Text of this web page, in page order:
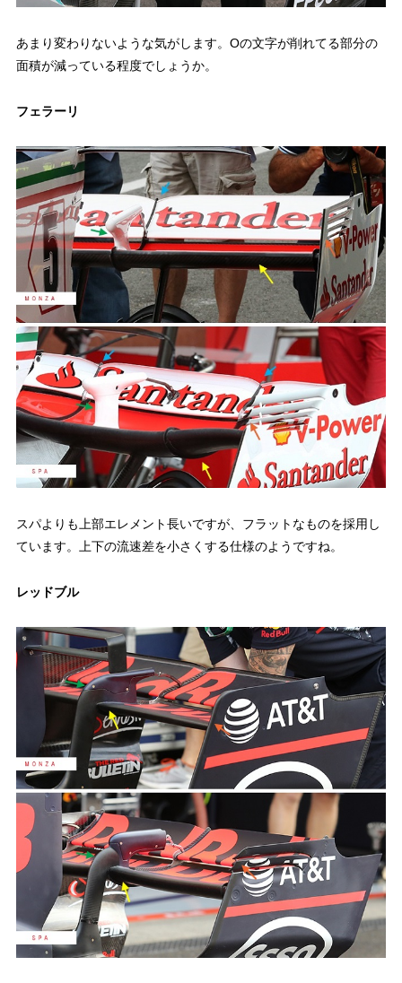
あまり変わりないような気がします。Oの文字が削れてる部分の
面積が減っている程度でしょうか。
フェラーリ
スパよりも上部エレメント長いですが、フラットなものを採用し
ています。上下の流速差を小さくする仕様のようですね。
レッドブル